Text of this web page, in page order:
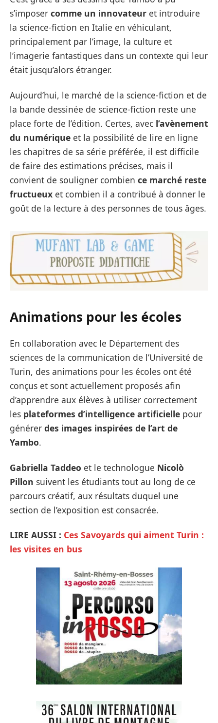
s’imposer comme un innovateur et introduire
la science-fiction en Italie en véhiculant,
principalement par l’image, la culture et
l’imagerie fantastiques dans un contexte qui leur
était jusqu’alors étranger.
Aujourd’hui, le marché de la science-fiction et de
la bande dessinée de science-fiction reste une
place forte de l’édition. Certes, avec l’avènement
du numérique et la possibilité de lire en ligne
les chapitres de sa série préférée, il est difficile
de faire des estimations précises, mais il
convient de souligner combien ce marché reste
fructueux et combien il a contribué à donner le
goût de la lecture à des personnes de tous âges.
Animations pour les écoles
En collaboration avec le Département des
sciences de la communication de l’Université de
Turin, des animations pour les écoles ont été
conçus et sont actuellement proposés afin
d’apprendre aux élèves à utiliser correctement
les plateformes d’intelligence artificielle pour
générer des images inspirées de l’art de
Yambo.
Gabriella Taddeo et le technologue Nicolò
Pillon suivent les étudiants tout au long de ce
parcours créatif, aux résultats duquel une
section de l’exposition est consacrée.
LIRE AUSSI : Ces Savoyards qui aiment Turin :
les visites en bus